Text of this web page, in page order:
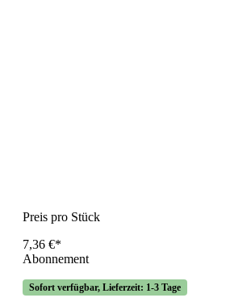
Preis pro Stück
7,36 €*
Abonnement
Sofort verfügbar, Lieferzeit: 1-3 Tage